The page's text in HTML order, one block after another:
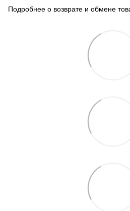
Подробнее о возврате и обмене